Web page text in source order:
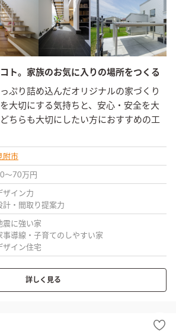
ト。家族のお気に入りの場所をつくる
ぷり詰め込んだオリジナルの家づくり
大切にする気持ちと、安心・安全を大
ちらも大切にしたい方におすすめの工
附市
〜70万円
ザイン力
計・間取り提案力
震に強い家
事導線・子育てのしやすい家
ザイン住宅
詳しく見る